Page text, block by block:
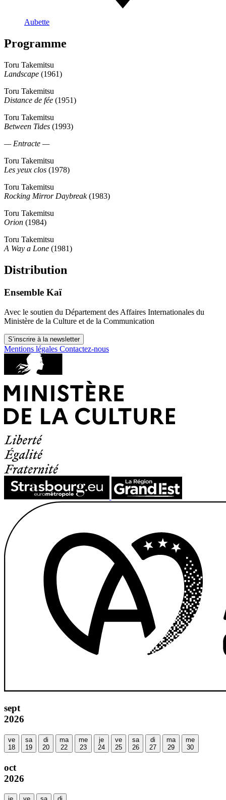
Aubette
Programme
Toru Takemitsu
Landscape (1961)
Toru Takemitsu
Distance de fée (1951)
Toru Takemitsu
Between Tides (1993)
— Entracte —
Toru Takemitsu
Les yeux clos (1978)
Toru Takemitsu
Rocking Mirror Daybreak(1983)
Toru Takemitsu
Orion (1984)
Toru Takemitsu
A Way a Lone (1981)
Distribution
Ensemble Kaï
Avec le soutien du Département des Affaires Internationales du
Ministère de la Culture et de la Communication
S’inscrire à la newsletter
Mentions légales Contactez-nous
sept
2026
ve
18
sa
19
di
20
ma
22
me
23
je
24
ve
25
sa
26
di
27
ma
29
me
30
oct
2026